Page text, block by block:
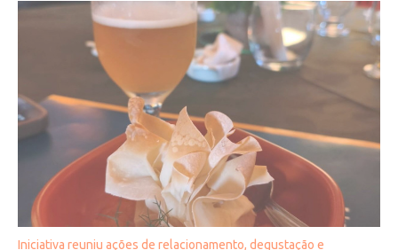
Iniciativa reuniu ações de relacionamento, degustação e